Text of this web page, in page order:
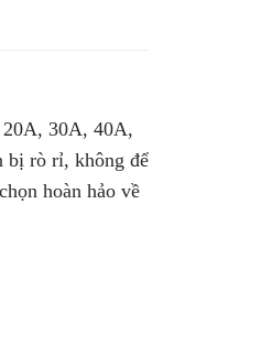
30A, 40A,
bị rò rỉ, không để
hoàn hảo về